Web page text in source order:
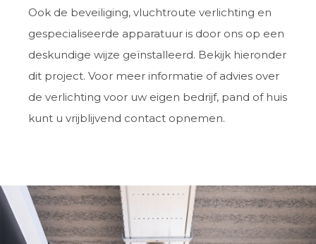
Ook de beveiliging, vluchtroute verlichting en
gespecialiseerde apparatuur is door ons op een
deskundige wijze geïnstalleerd. Bekijk hieronder
dit project. Voor meer informatie of advies over
de verlichting voor uw eigen bedrijf, pand of huis
kunt u vrijblijvend contact opnemen.